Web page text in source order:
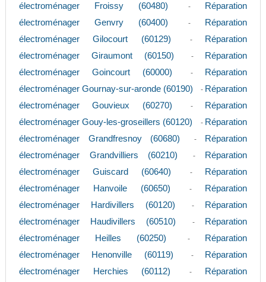
électroménager Froissy (60480)
-
Réparation
électroménager Genvry (60400)
-
Réparation
électroménager Gilocourt (60129)
-
Réparation
électroménager Giraumont (60150)
-
Réparation
électroménager Goincourt (60000)
-
Réparation
électroménager Gournay-sur-aronde (60190)
- Réparation
électroménager Gouvieux (60270)
-
Réparation
électroménager Gouy-les-groseillers (60120)
- Réparation
électroménager Grandfresnoy (60680)
-
Réparation
électroménager Grandvilliers (60210)
-
Réparation
électroménager Guiscard (60640)
-
Réparation
électroménager Hanvoile (60650)
-
Réparation
électroménager Hardivillers (60120)
-
Réparation
électroménager Haudivillers (60510)
-
Réparation
électroménager Heilles (60250)
-
Réparation
électroménager Henonville (60119)
-
Réparation
électroménager Herchies (60112)
-
Réparation